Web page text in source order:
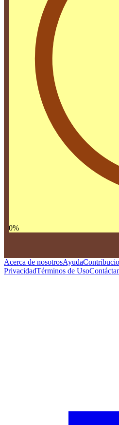
0%
Acerca de nosotrosAyuda
PrivacidadTérminos de Uso